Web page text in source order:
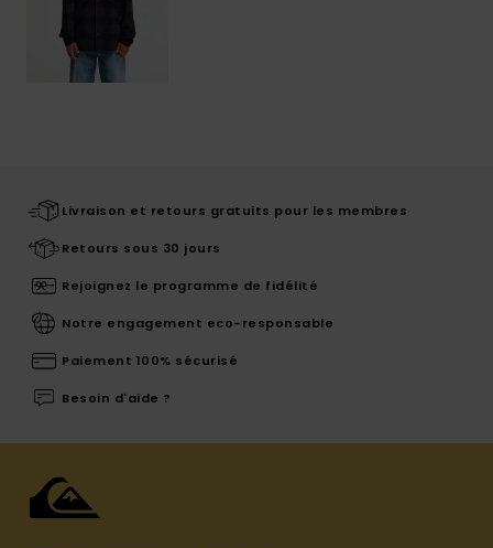
Livraison et retours gratuits pour les membres
Retours sous 30 jours
Rejoignez le programme de fidélité
Notre engagement eco-responsable
Paiement 100% sécurisé
Besoin d'aide ?